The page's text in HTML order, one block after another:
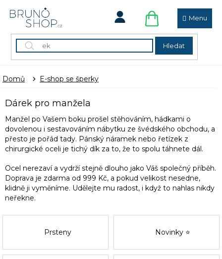
Hledat
NÁKUPNÍ
KOŠÍK
Domů E-shop se šperky
Dárek pro manžela
Manžel po Vašem boku prošel stěhováním, hádkami o
dovolenou i sestavováním nábytku ze švédského obchodu, a
přesto je pořád tady. Pánský náramek nebo řetízek z
chirurgické oceli je tichý dík za to, že to spolu táhnete dál.
Ocel nerezaví a vydrží stejně dlouho jako Váš společný příběh.
Doprava je zdarma od 999 Kč, a pokud velikost nesedne,
klidně ji vyměníme. Udělejte mu radost, i když to nahlas nikdy
neřekne.
Prsteny Novinky ⭐